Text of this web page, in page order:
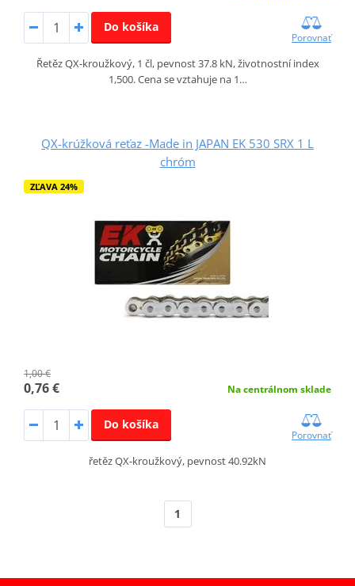
Do košíka
Porovnať
Řetěz QX-kroužkový, 1 čl, pevnost 37.8 kN, životnostní index
1,500. Cena se vztahuje na 1…
QX-krúžková reťaz -Made in JAPAN EK 530 SRX 1 L
chróm
ZĽAVA 24%
1,00 €
0,76 € Na centrálnom sklade
Do košíka
Porovnať
řetěz QX-kroužkový, pevnost 40.92kN
1